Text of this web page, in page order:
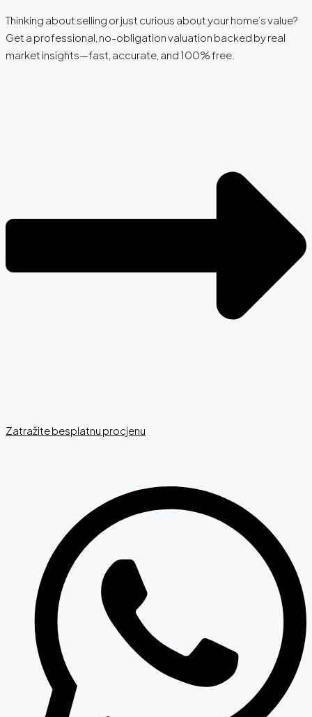
Thinking about selling or just curious about your home’s value?
Get a professional, no-obligation valuation backed by real
market insights—fast, accurate, and 100% free.
Zatražite besplatnu procjenu